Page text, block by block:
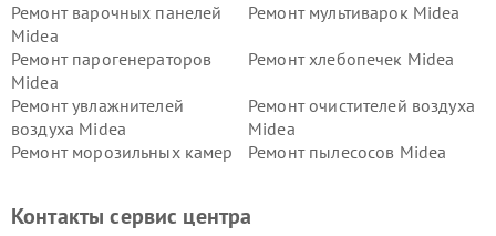
Ремонт варочных панелей
Midea
Ремонт мультиварок Midea
Ремонт парогенераторов
Midea
Ремонт хлебопечек Midea
Ремонт увлажнителей
воздуха Midea
Ремонт очистителей воздуха
Midea
Ремонт морозильных камер
Ремонт пылесосов Midea
пылесосов Midea
Контакты сервис центра